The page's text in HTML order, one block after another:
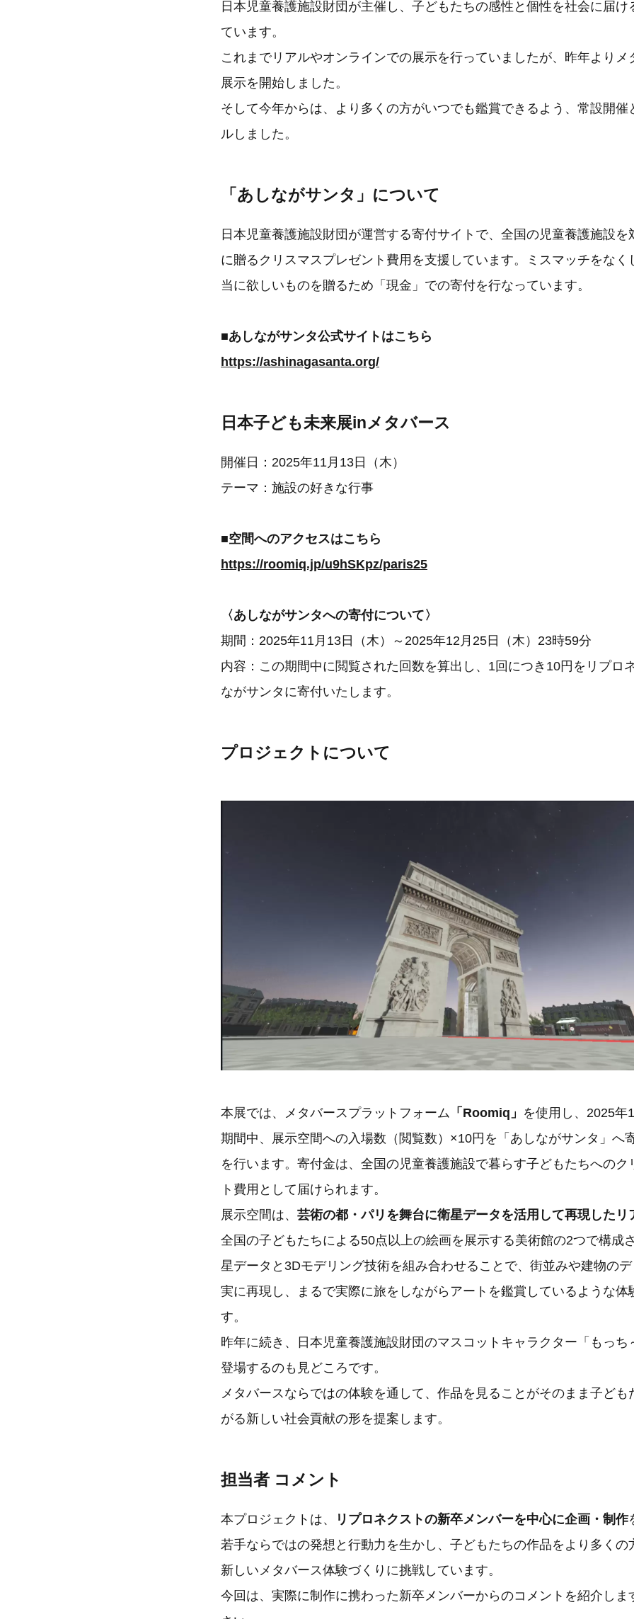
日本児童養護施設財団が主催し、子どもたちの感性と個性を社会に届け
ています。
これまでリアルやオンラインでの展示を行っていましたが、昨年よりメ
展示を開始しました。
そして今年からは、より多くの方がいつでも鑑賞できるよう、常設開催
ルしました。
「あしながサンタ」について
日本児童養護施設財団が運営する寄付サイトで、全国の児童養護施設を
に贈るクリスマスプレゼント費用を支援しています。ミスマッチをなく
当に欲しいものを贈るため「現金」での寄付を行なっています。
■あしながサンタ公式サイトはこちら
https://ashinagasanta.org/
日本子ども未来展inメタバース
開催日：2025年11月13日（木）
テーマ：施設の好きな行事
■空間へのアクセスはこちら
https://roomiq.jp/u9hSKpz/paris25
〈あしながサンタへの寄付について〉
期間：2025年11月13日（木）～2025年12月25日（木）23時59分
内容：この期間中に閲覧された回数を算出し、1回につき10円をリプロ
ながサンタに寄付いたします。
プロジェクトについて
本展では、メタバースプラットフォーム 「Roomiq」 を使用し、2025年
期間中、展示空間への入場数（閲覧数）×10円を「あしながサンタ」へ
を行います。寄付金は、全国の児童養護施設で暮らす子どもたちへのク
ト費用として届けられます。
展示空間は、 芸術の都・パリを舞台に衛星データを活用して再現したリ
全国の子どもたちによる50点以上の絵画を展示する美術館の2つで構成
星データと3Dモデリング技術を組み合わせることで、街並みや建物の
実に再現し、まるで実際に旅をしながらアートを鑑賞しているような体
す。
昨年に続き、日本児童養護施設財団のマスコットキャラクター「もっち
登場するのも見どころです。
メタバースならではの体験を通して、作品を見ることがそのまま子ども
がる新しい社会貢献の形を提案します。
担当者 コメント
本プロジェクトは、 リプロネクストの新卒メンバーを中心に企画・制作
若手ならではの発想と行動力を生かし、子どもたちの作品をより多くの
新しいメタバース体験づくりに挑戦しています。
今回は、実際に制作に携わった新卒メンバーからのコメントを紹介しま